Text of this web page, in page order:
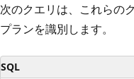
次のクエリは、これらの
プランを識別します。
SQL